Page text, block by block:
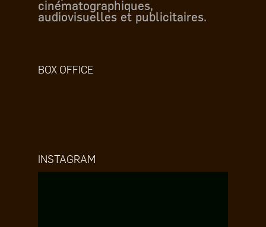
cinématographiques,
audiovisuelles et publicitaires.
BOX OFFICE
INSTAGRAM